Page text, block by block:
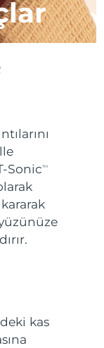
SonicTM
kas
tarihi8/11/26
tarihi
tarihi
tarihi8/13/26
tarihi8/10/26
tarihi
tarihi
tarihi
tarihi8/12/26